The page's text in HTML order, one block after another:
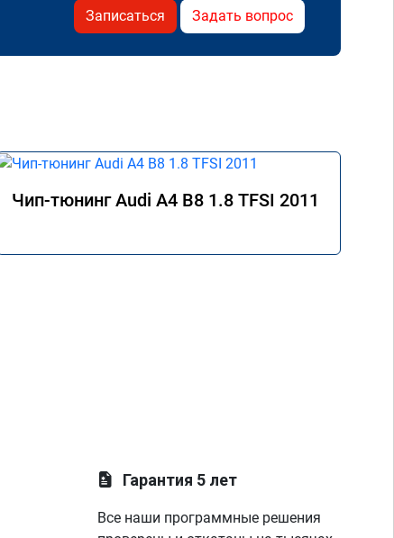
Записаться Задать вопрос
Чип-тюнинг Audi A4 B8 1.8 TFSI 2011
Гарантия 5 лет
Все наши программные решения